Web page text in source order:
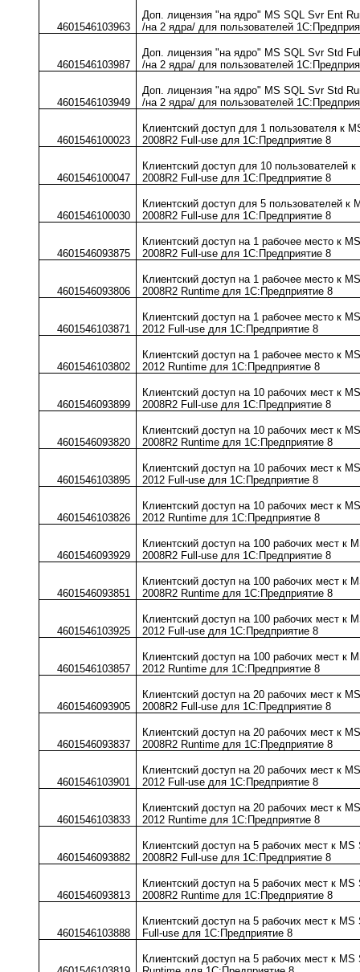
4601546103963
Доп. лицензия "на ядро" MS SQL Svr Ent
/на 2 ядра/ для пользователей
4601546103987
Доп. лицензия "на ядро" MS SQL Svr Std
/на 2 ядра/ для пользователей
4601546103949
Доп. лицензия "на ядро" MS SQL Svr Std
/на 2 ядра/ для пользователей
4601546100023
Клиентский доступ для 1 пользователя к
2008R2 Full-use для 1С:Предприятие 8
4601546100047
Клиентский доступ для 10 пользователей
2008R2 Full-use для 1С:Предприятие 8
4601546100030
Клиентский доступ для 5 пользователей к
2008R2 Full-use для 1С:Предприятие 8
4601546093875
Клиентский доступ на 1 рабочее место к
2008R2 Full-use для 1С:Предприятие 8
4601546093806
Клиентский доступ на 1 рабочее место к
2008R2 Runtime для 1С:Предприятие 8
4601546103871
Клиентский доступ на 1 рабочее место к
2012 Full-use для 1С:Предприятие 8
4601546103802
Клиентский доступ на 1 рабочее место к
2012 Runtime для 1С:Предприятие 8
4601546093899
Клиентский доступ на 10 рабочих мест к
2008R2 Full-use для 1С:Предприятие 8
4601546093820
Клиентский доступ на 10 рабочих мест к
2008R2 Runtime для 1С:Предприятие 8
4601546103895
Клиентский доступ на 10 рабочих мест к
2012 Full-use для 1С:Предприятие 8
4601546103826
Клиентский доступ на 10 рабочих мест к
2012 Runtime для 1С:Предприятие 8
4601546093929
Клиентский доступ на 100 рабочих мест к
2008R2 Full-use для 1С:Предприятие 8
4601546093851
Клиентский доступ на 100 рабочих мест к
2008R2 Runtime для 1С:Предприятие 8
4601546103925
Клиентский доступ на 100 рабочих мест к
2012 Full-use для 1С:Предприятие 8
4601546103857
Клиентский доступ на 100 рабочих мест к
2012 Runtime для 1С:Предприятие 8
4601546093905
Клиентский доступ на 20 рабочих мест к
2008R2 Full-use для 1С:Предприятие 8
4601546093837
Клиентский доступ на 20 рабочих мест к
2008R2 Runtime для 1С:Предприятие 8
4601546103901
Клиентский доступ на 20 рабочих мест к
2012 Full-use для 1С:Предприятие 8
4601546103833
Клиентский доступ на 20 рабочих мест к
2012 Runtime для 1С:Предприятие 8
4601546093882
Клиентский доступ на 5 рабочих мест к MS
2008R2 Full-use для 1С:Предприятие 8
4601546093813
Клиентский доступ на 5 рабочих мест к MS
2008R2 Runtime для 1С:Предприятие 8
4601546103888
Клиентский доступ на 5 рабочих мест к
Full-use для 1С:Предприятие 8
Клиентский доступ на 5 рабочих мест к